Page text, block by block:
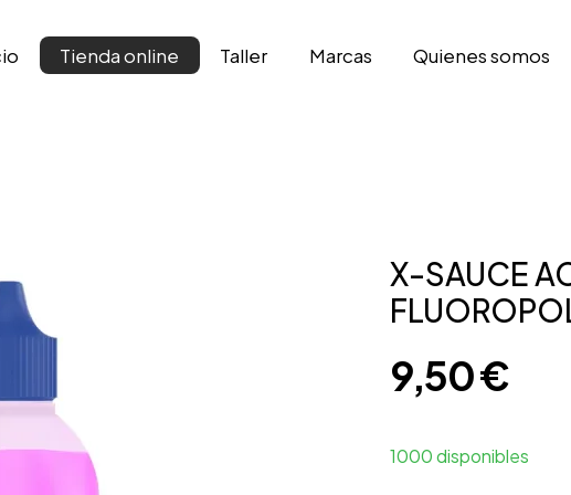
Tienda online Taller Marcas Qui­enes somos
X-SAUCE
9,50€
1000 disponibles